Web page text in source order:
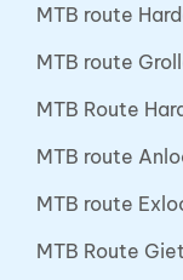
MTB route
MTB route
MTB Route
MTB route
MTB route
MTB Route